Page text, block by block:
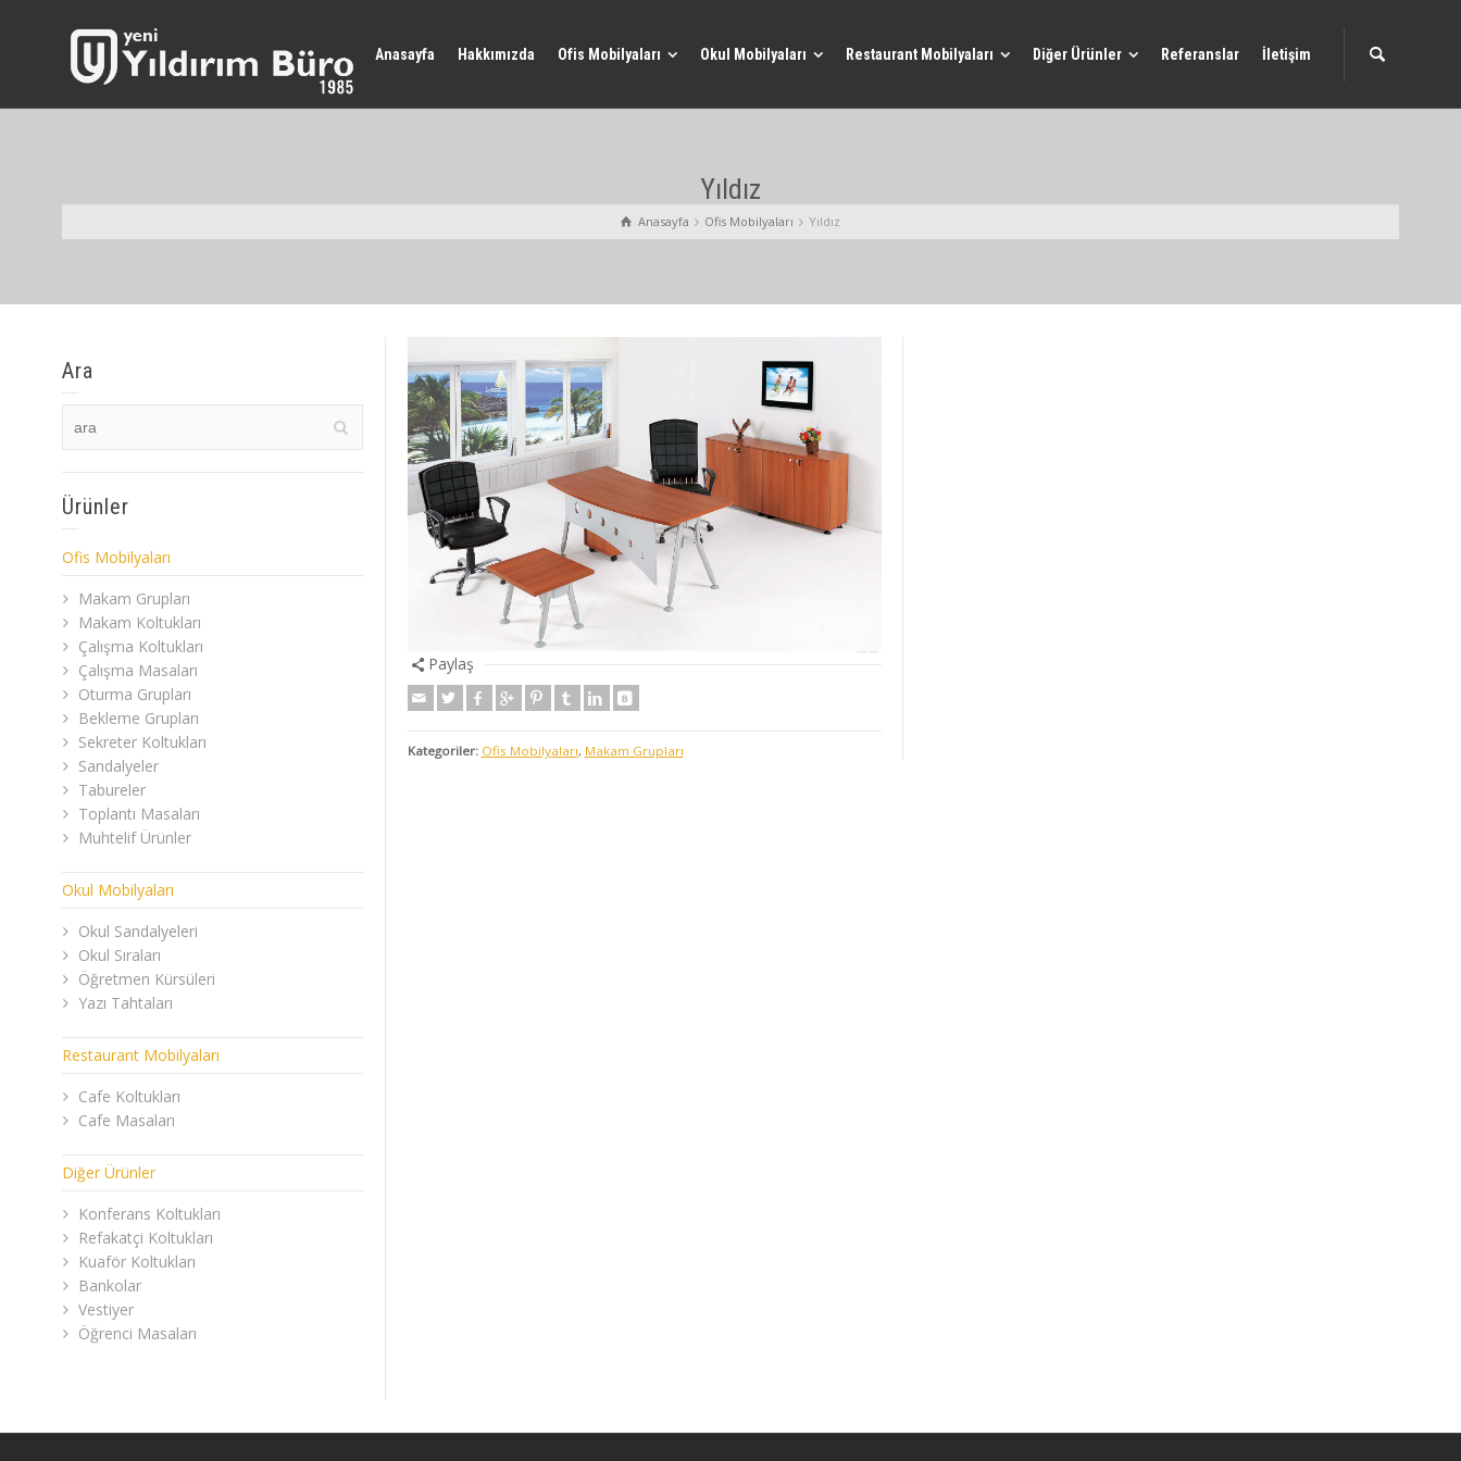
Anasayfa Hakkımızda Ofis Mobilyaları Okul Mobilyaları Restaurant Mobilyaları Diğer Ürünler Referanslar İletişim
Yıldız
Anasayfa Ofis Mobilyaları Yıldız
Paylaş
Kategoriler: Ofis Mobilyaları, Makam Grupları
Ara
Ürünler
Ofis Mobilyaları
Makam Grupları
Makam Koltukları
Çalışma Koltukları
Çalışma Masaları
Oturma Grupları
Bekleme Grupları
Sekreter Koltukları
Sandalyeler
Tabureler
Toplantı Masaları
Muhtelif Ürünler
Okul Mobilyaları
Okul Sandalyeleri
Okul Sıraları
Öğretmen Kürsüleri
Yazı Tahtaları
Restaurant Mobilyaları
Cafe Koltukları
Cafe Masaları
Diğer Ürünler
Konferans Koltukları
Refakatçi Koltukları
Kuaför Koltukları
Bankolar
Vestiyer
Öğrenci Masaları